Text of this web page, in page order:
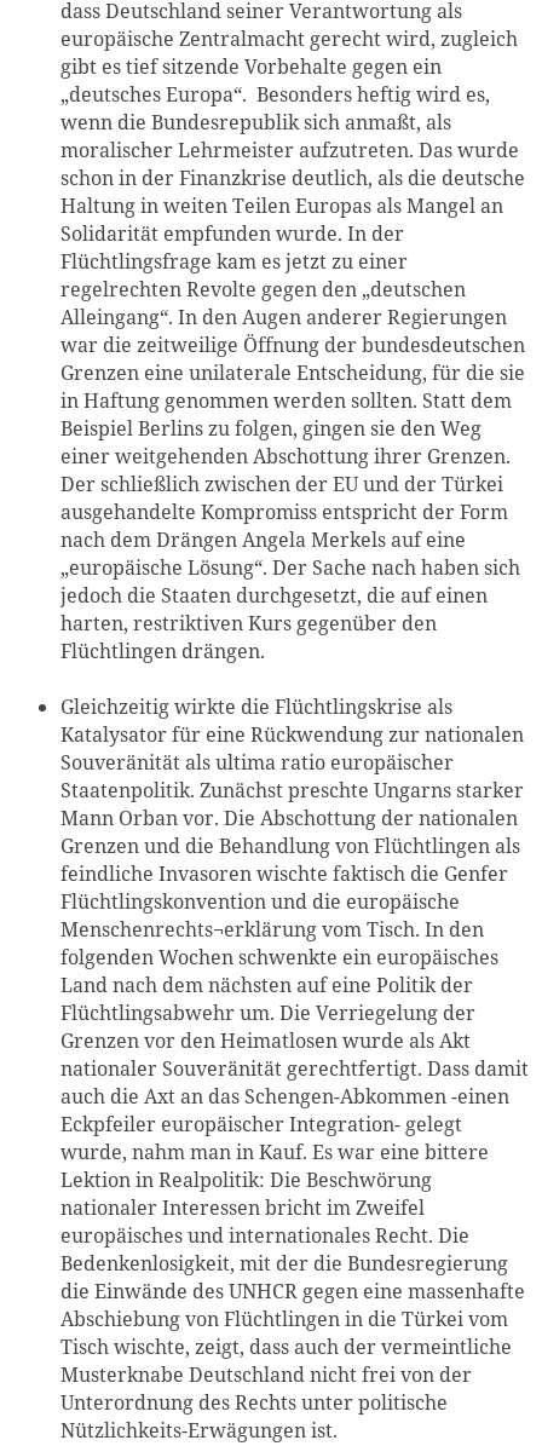
dass Deutschland seiner Verantwortung als
europäische Zentralmacht gerecht wird, zugleich
gibt es tief sitzende Vorbehalte gegen ein
„deutsches Europa“. Besonders heftig wird es,
wenn die Bundesrepublik sich anmaßt, als
moralischer Lehrmeister aufzutreten. Das wurde
schon in der Finanzkrise deutlich, als die deutsche
Haltung in weiten Teilen Europas als Mangel an
Solidarität empfunden wurde. In der
Flüchtlingsfrage kam es jetzt zu einer
regelrechten Revolte gegen den „deutschen
Alleingang“. In den Augen anderer Regierungen
war die zeitweilige Öffnung der bundesdeutschen
Grenzen eine unilaterale Entscheidung, für die sie
in Haftung genommen werden sollten. Statt dem
Beispiel Berlins zu folgen, gingen sie den Weg
einer weitgehenden Abschottung ihrer Grenzen.
Der schließlich zwischen der EU und der Türkei
ausgehandelte Kompromiss entspricht der Form
nach dem Drängen Angela Merkels auf eine
„europäische Lösung“. Der Sache nach haben sich
jedoch die Staaten durchgesetzt, die auf einen
harten, restriktiven Kurs gegenüber den
Flüchtlingen drängen.
Gleichzeitig wirkte die Flüchtlingskrise als
Katalysator für eine Rückwendung zur nationalen
Souveränität als ultima ratio europäischer
Staatenpolitik. Zunächst preschte Ungarns starker
Mann Orban vor. Die Abschottung der nationalen
Grenzen und die Behandlung von Flüchtlingen als
feindliche Invasoren wischte faktisch die Genfer
Flüchtlingskonvention und die europäische
Menschenrechts¬erklärung vom Tisch. In den
folgenden Wochen schwenkte ein europäisches
Land nach dem nächsten auf eine Politik der
Flüchtlingsabwehr um. Die Verriegelung der
Grenzen vor den Heimatlosen wurde als Akt
nationaler Souveränität gerechtfertigt. Dass damit
auch die Axt an das Schengen-Abkommen -einen
Eckpfeiler europäischer Integration- gelegt
wurde, nahm man in Kauf. Es war eine bittere
Lektion in Realpolitik: Die Beschwörung
nationaler Interessen bricht im Zweifel
europäisches und internationales Recht. Die
Bedenkenlosigkeit, mit der die Bundesregierung
die Einwände des UNHCR gegen eine massenhafte
Abschiebung von Flüchtlingen in die Türkei vom
Tisch wischte, zeigt, dass auch der vermeintliche
Musterknabe Deutschland nicht frei von der
Unterordnung des Rechts unter politische
Nützlichkeits-Erwägungen ist.